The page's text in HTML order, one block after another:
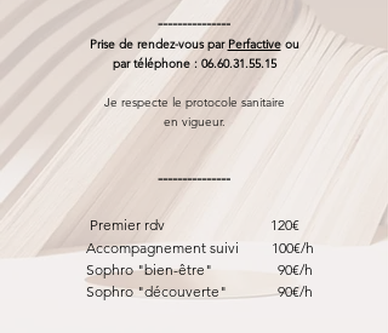
---------------
Prise de rendez-vous par Perfactiveou
par téléphone : 06.60.31.55.15
Je respecte le protocole sanitaire
en vigueur.
---------------
Premier rdv 120€
Accompagnement suivi 100€/h
Sophro "bien-être" 90€/h
Sophro "découverte" 90€/h